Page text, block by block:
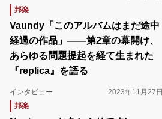
邦楽
Vaundy「このアルバムはまだ途中
経過の作品」――第2章の幕開け、
あらゆる問題提起を経て生まれた
『replica』を語る
インタビュー
2023年11月27日
邦楽